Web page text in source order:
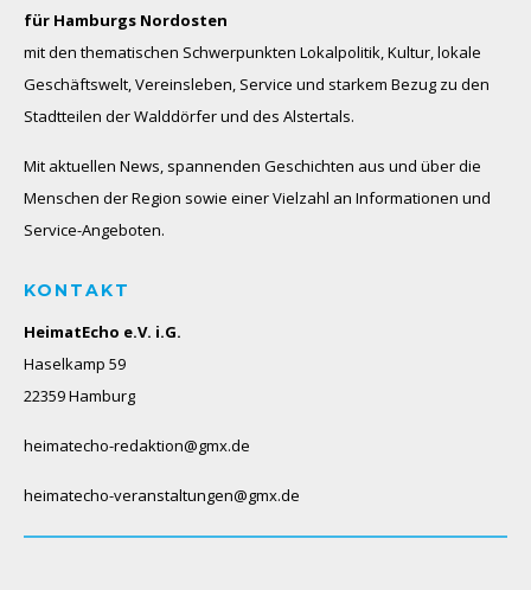
für Hamburgs Nordosten
mit den thematischen Schwerpunkten Lokalpolitik, Kultur, lokale
Geschäftswelt, Vereinsleben, Service und starkem Bezug zu den
Stadtteilen der Walddörfer und des Alstertals.
Mit aktuellen News, spannenden Geschichten aus und über die
Menschen der Region sowie einer Vielzahl an Informationen und
Service-Angeboten.
KONTAKT
HeimatEcho e.V. i.G.
Haselkamp 59
22359 Hamburg
heimatecho-redaktion@gmx.de
heimatecho-veranstaltungen@gmx.de